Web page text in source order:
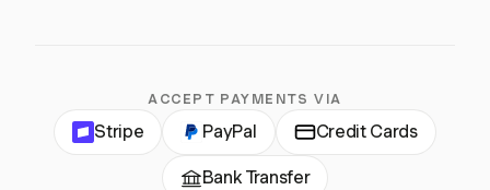
ACCEPT PAYMENTS VIA
Stripe PayPal Credit Cards
Bank Transfer